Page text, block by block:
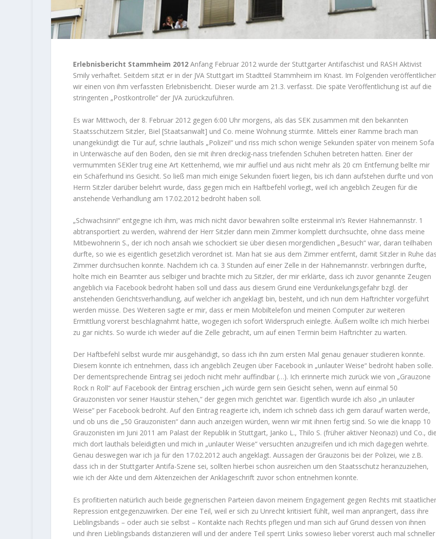
Erlebnisbericht Stammheim 2012 Anfang Februar 2012 wurde der Stuttgarter Antifaschist und RASH Aktivist
Smily verhaftet. Seitdem sitzt er in der JVA Stuttgart im Stadtteil Stammheim im Knast. Im Folgenden
wir einen von ihm verfassten Erlebnisbericht. Dieser wurde am 21.3. verfasst. Die späte Veröffentlichung ist auf die
stringenten „Postkontrolle“ der JVA zurückzuführen.
Es war Mittwoch, der 8. Februar 2012 gegen 6:00 Uhr morgens, als das SEK zusammen mit den bekannten
Staatsschützern Sitzler, Biel [Staatsanwalt] und Co. meine Wohnung stürmte. Mittels einer Ramme brach man
unangekündigt die Tür auf, schrie lauthals „Polizei!“ und riss mich schon wenige Sekunden später von meinem Sofa
in Unterwäsche auf den Boden, den sie mit ihren dreckig-nass triefenden Schuhen betreten hatten. Einer der
vermummten SEKler trug eine Art Kettenhemd, wie mir auffiel und aus nicht mehr als 20 cm Entfernung bellte mir
ein Schäferhund ins Gesicht. So ließ man mich einige Sekunden fixiert liegen, bis ich dann aufstehen durfte und von
Herrn Sitzler darüber belehrt wurde, dass gegen mich ein Haftbefehl vorliegt, weil ich angeblich Zeugen für die
anstehende Verhandlung am 17.02.2012 bedroht haben soll.
„Schwachsinn!“ entgegne ich ihm, was mich nicht davor bewahren sollte ersteinmal in’s Revier Hahnemannstr. 1
abtransportiert zu werden, während der Herr Sitzler dann mein Zimmer komplett durchsuchte, ohne dass meine
Mitbewohnerin S., der ich noch ansah wie schockiert sie über diesen morgendlichen „Besuch“ war, daran teilhaben
durfte, so wie es eigentlich gesetzlich verordnet ist. Man hat sie aus dem Zimmer entfernt, damit Sitzler in Ruhe
Zimmer durchsuchen konnte. Nachdem ich ca. 3 Stunden auf einer Zelle in der Hahnemannstr. verbringen durfte,
holte mich ein Beamter aus selbiger und brachte mich zu Sitzler, der mir erklärte, dass ich zuvor genannte Zeugen
angeblich via Facebook bedroht haben soll und dass aus diesem Grund eine Verdunkelungsgefahr bzgl. der
anstehenden Gerichtsverhandlung, auf welcher ich angeklagt bin, besteht, und ich nun dem Haftrichter vorgeführt
werden müsse. Des Weiteren sagte er mir, dass er mein Mobiltelefon und meinen Computer zur weiteren
Ermittlung vorerst beschlagnahmt hätte, wogegen ich sofort Widerspruch einlegte. Äußern wollte ich mich hierbei
zu gar nichts. So wurde ich wieder auf die Zelle gebracht, um auf einen Termin beim Haftrichter zu warten.
Der Haftbefehl selbst wurde mir ausgehändigt, so dass ich ihn zum ersten Mal genau genauer studieren konnte.
Diesem konnte ich entnehmen, dass ich angeblich Zeugen über Facebook in „unlauter Weise“ bedroht haben solle.
Der dementsprechende Eintrag sei jedoch nicht mehr auffindbar (…). Ich erinnerte mich zurück wie von „Grauzone
Rock n Roll“ auf Facebook der Eintrag erschien „ich würde gern sein Gesicht sehen, wenn auf einmal 50
Grauzonisten vor seiner Haustür stehen,“ der gegen mich gerichtet war. Eigentlich wurde ich also „in unlauter
Weise“ per Facebook bedroht. Auf den Eintrag reagierte ich, indem ich schrieb dass ich gern darauf warten werde,
und ob uns die „50 Grauzonisten“ dann auch anzeigen würden, wenn wir mit ihnen fertig sind. So wie die knapp 10
Grauzonisten im Juni 2011 am Palast der Republik in Stuttgart, Janko L., Thilo S. (früher aktiver Neonazi) und Co.,
mich dort lauthals beleidigten und mich in „unlauter Weise“ versuchten anzugreifen und ich mich dagegen wehrte.
Genau deswegen war ich ja für den 17.02.2012 auch angeklagt. Aussagen der Grauzonis bei der Polizei, wie z.B.
dass ich in der Stuttgarter Antifa-Szene sei, sollten hierbei schon ausreichen um den Staatsschutz heranzuziehen,
wie ich der Akte und dem Aktenzeichen der Anklageschrift zuvor schon entnehmen konnte.
Es profitierten natürlich auch beide gegnerischen Parteien davon meinem Engagement gegen Rechts mit
Repression entgegenzuwirken. Der eine Teil, weil er sich zu Unrecht kritisiert fühlt, weil man anprangert, dass ihre
Lieblingsbands – oder auch sie selbst – Kontakte nach Rechts pflegen und man sich auf Grund dessen von ihnen
und ihren Lieblingsbands distanzieren will und der andere Teil sperrt Links sowieso lieber vorerst auch mal schneller